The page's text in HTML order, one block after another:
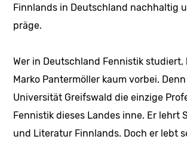
Finnlands in Deutschland nachhaltig
präge.
Wer in Deutschland Fennistik studiert,
Marko Pantermöller kaum vorbei.
Universität Greifswald die einzige
Fennistik dieses Landes inne. Er lehrt
und Literatur Finnlands. Doch er lebt